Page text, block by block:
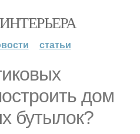
статьи
дом
бутылок?